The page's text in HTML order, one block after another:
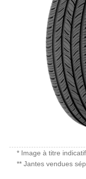
* Image à titre
** Jantes vendues